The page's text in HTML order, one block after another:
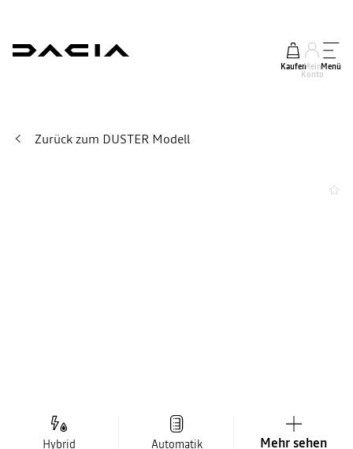
KaufenMein
Konto
Menü
Zurück zum DUSTER Modell
Hybrid Automatik Mehr sehen